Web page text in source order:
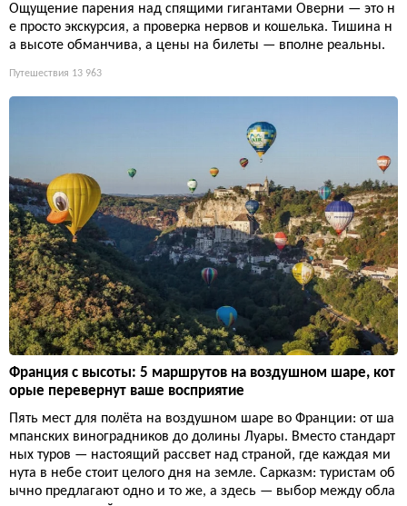
Ощущение парения над спящими гигантами Оверни — это н
е просто экскурсия, а проверка нервов и кошелька. Тишина н
а высоте обманчива, а цены на билеты — вполне реальны.
Путешествия 13 963
Франция с высоты: 5 маршрутов на воздушном шаре, кот
орые перевернут ваше восприятие
Пять мест для полёта на воздушном шаре во Франции: от ша
мпанских виноградников до долины Луары. Вместо стандарт
ных туров — настоящий рассвет над страной, где каждая ми
нута в небе стоит целого дня на земле. Сарказм: туристам об
ычно предлагают одно и то же, а здесь — выбор между обла